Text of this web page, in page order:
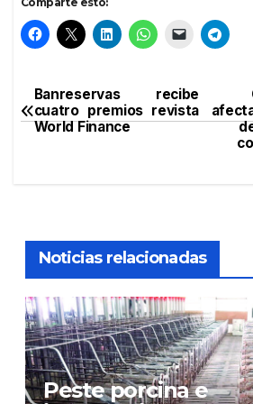
Navegación
de
Banreservas recibe
cuatro premios revista
World Finance
Noticias relacionadas
Peste porcina e